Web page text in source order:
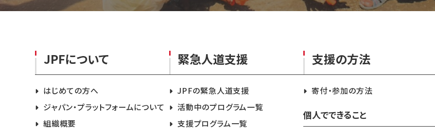
JPFについて
はじめての方へ
ジャパン・プラットフォームについて
組織概要
緊急人道支援
JPFの緊急人道支援
活動中のプログラム一覧
支援プログラム一覧
支援の方法
寄付・参加の方法
個人でできること